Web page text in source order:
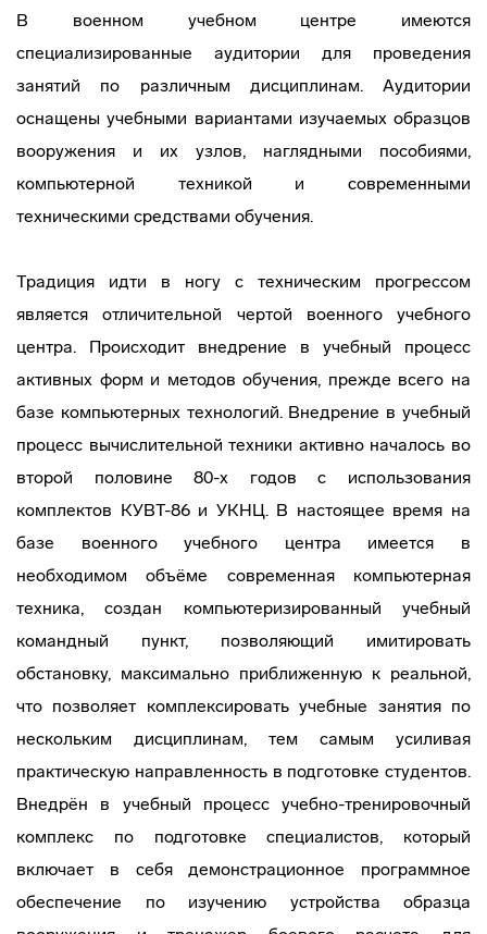
В военном учебном центре имеются
специализированные аудитории для проведения
занятий по различным дисциплинам. Аудитории
оснащены учебными вариантами изучаемых образцов
вооружения и их узлов, наглядными пособиями,
компьютерной техникой и современными
техническими средствами обучения.
Традиция идти в ногу с техническим прогрессом
является отличительной чертой военного учебного
центра. Происходит внедрение в учебный процесс
активных форм и методов обучения, прежде всего на
базе компьютерных технологий. Внедрение в учебный
процесс вычислительной техники активно началось во
второй половине 80-х годов с использования
комплектов КУВТ-86 и УКНЦ. В настоящее время на
базе военного учебного центра имеется в
необходимом объёме современная компьютерная
техника, создан компьютеризированный учебный
командный пункт, позволяющий имитировать
обстановку, максимально приближенную к реальной,
что позволяет комплексировать учебные занятия по
нескольким дисциплинам, тем самым усиливая
практическую направленность в подготовке студентов.
Внедрён в учебный процесс учебно-тренировочный
комплекс по подготовке специалистов, который
включает в себя демонстрационное программное
обеспечение по изучению устройства образца